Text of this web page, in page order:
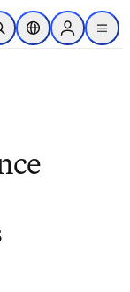
ンテンツにスキップ
索を開くロケーションセレ
Sign in to
menu